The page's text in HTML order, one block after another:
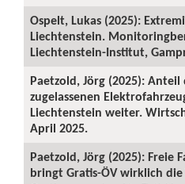
Ospelt, Lukas (2025):
Liechtenstein.
Liechtenstein-Institut,
Paetzold, Jörg (2025): Anteil
zugelassenen
Liechtenstein weiter.
April 2025.
Paetzold, Jörg (2025): Freie
bringt Gratis-ÖV wirklich die